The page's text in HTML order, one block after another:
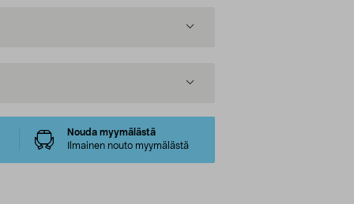
Nouda myymälästä
Ilmainen nouto myymälästä